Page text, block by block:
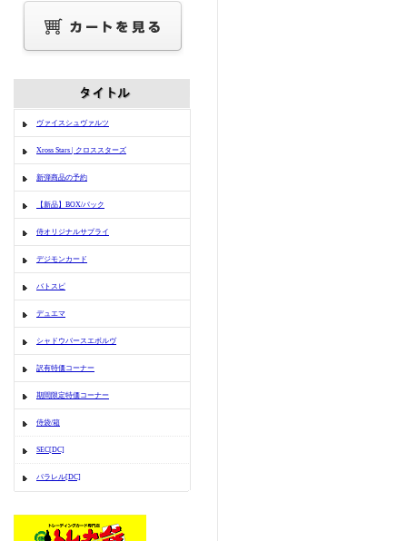
ヴァイスシュヴァルツ
Xross Stars | クロススターズ
新弾商品の予約
【新品】BOX/パック
侍オリジナルサプライ
デジモンカード
バトスピ
デュエマ
シャドウバースエボルヴ
訳有特価コーナー
期間限定特価コーナー
侍袋/箱
SEC[DC]
パラレル[DC]